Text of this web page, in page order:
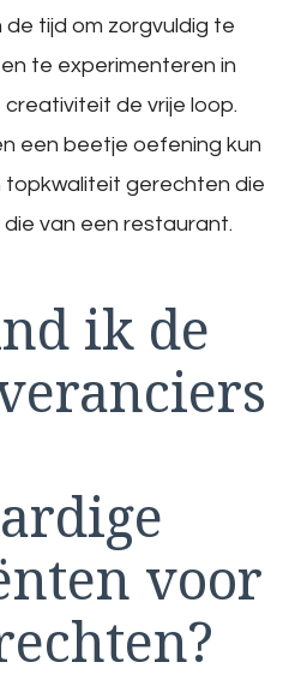
tijd om zorgvuldig te
te experimenteren in
de vrije loop.
een beetje oefening kun
topkwaliteit gerechten die
van een restaurant.
ik de
voor